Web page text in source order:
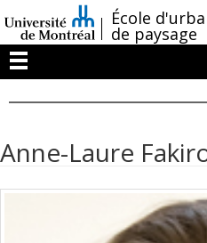
au
contenu
/École
de paysage
Menu
Anne-Laure